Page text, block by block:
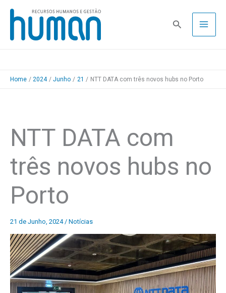
Skip
content
Pesquisa
Home 2024 Junho 21 NTT DATA com três novos hubs no Porto
NTT DATA com
três novos hubs no
Porto
21 de Junho, 2024 / Notícias